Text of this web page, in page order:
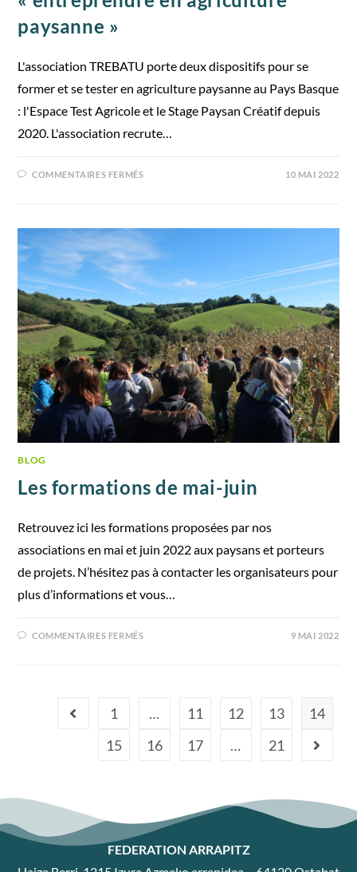
paysanne »
L'association TREBATU porte deux dispositifs pour se
former et se tester en agriculture paysanne au Pays Basque
: l'Espace Test Agricole et le Stage Paysan Créatif depuis
2020. L'association recrute…
COMMENTAIRES FERMÉS 10 MAI 2022
BLOG
Les formations de mai-juin
Retrouvez ici les formations proposées par nos
associations en mai et juin 2022 aux paysans et porteurs
de projets. N’hésitez pas à contacter les organisateurs pour
plus d’informations et vous…
COMMENTAIRES FERMÉS 9 MAI 2022
1 … 11 12 13
14
15
16 17 … 21
FEDERATION ARRAPITZ